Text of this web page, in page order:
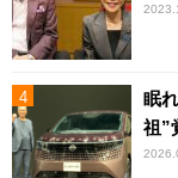
眠
祖”